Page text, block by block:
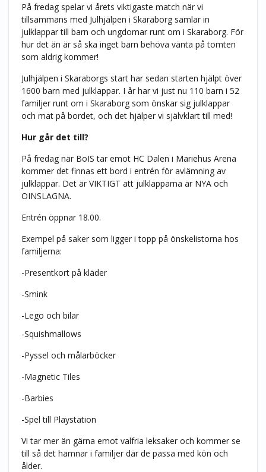
På fredag spelar vi årets viktigaste match när vi
tillsammans med Julhjälpen i Skaraborg samlar in
julklappar till barn och ungdomar runt om i Skaraborg. För
hur det än är så ska inget barn behöva vänta på tomten
som aldrig kommer!
Julhjälpen i Skaraborgs start har sedan starten hjälpt över
1600 barn med julklappar. I år har vi just nu 110 barn i 52
familjer runt om i Skaraborg som önskar sig julklappar
och mat på bordet, och det hjälper vi självklart till med!
Hur går det till?
På fredag när BoIS tar emot HC Dalen i Mariehus Arena
kommer det finnas ett bord i entrén för avlämning av
julklappar. Det är VIKTIGT att julklapparna är NYA och
OINSLAGNA.
Entrén öppnar 18.00.
Exempel på saker som ligger i topp på önskelistorna hos
familjerna:
-Presentkort på kläder
-Smink
-Lego och bilar
-Squishmallows
-Pyssel och målarböcker
-Magnetic Tiles
-Barbies
-Spel till Playstation
Vi tar mer än gärna emot valfria leksaker och kommer se
till så det hamnar i familjer där de passa med kön och
ålder.